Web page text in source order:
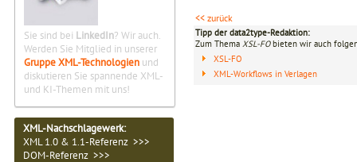
Sie sind bei LinkedIn? Wir auch.
Werden Sie Mitglied in unserer
Gruppe XML-Technologien und
diskutieren Sie spannende XML-
und KI-Themen mit uns!
XML-Nachschlagewerk:
XML 1.0 & 1.1-Referenz >>>
DOM-Referenz >>>
<< zurück
Tipp der data2type-Redaktion:
Zum Thema XSL-FObieten wir auch
XSL-FO
XML-Workflows in Verlagen